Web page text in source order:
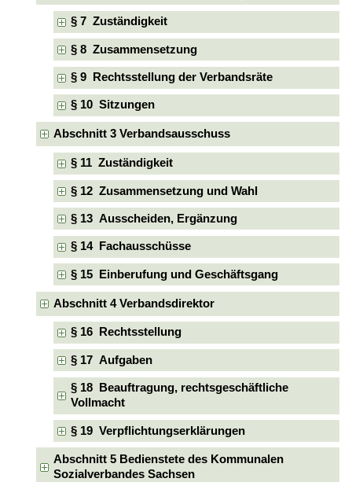
§ 7 Zuständigkeit
§ 8 Zusammensetzung
§ 9 Rechtsstellung der Verbandsräte
§ 10 Sitzungen
Abschnitt 3 Verbandsausschuss
§ 11 Zuständigkeit
§ 12 Zusammensetzung und Wahl
§ 13 Ausscheiden, Ergänzung
§ 14 Fachausschüsse
§ 15 Einberufung und Geschäftsgang
Abschnitt 4 Verbandsdirektor
§ 16 Rechtsstellung
§ 17 Aufgaben
§ 18 Beauftragung, rechtsgeschäftliche
Vollmacht
§ 19 Verpflichtungserklärungen
Abschnitt 5 Bedienstete des Kommunalen
Sozialverbandes Sachsen